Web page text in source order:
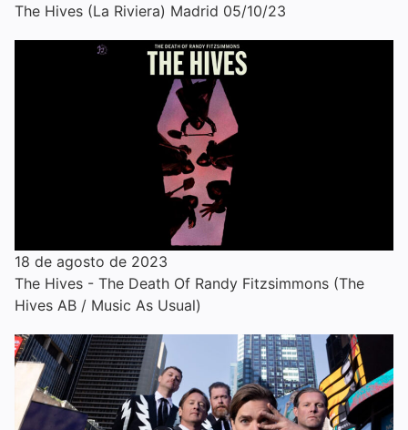
The Hives (La Riviera) Madrid 05/10/23
18 de agosto de 2023
The Hives - The Death Of Randy Fitzsimmons (The
Hives AB / Music As Usual)